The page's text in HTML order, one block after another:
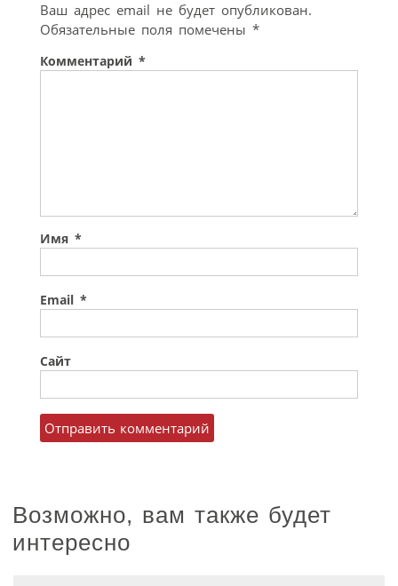
Ваш адрес email не будет опубликован.
Обязательные поля помечены *
Комментарий *
Имя *
Email *
Сайт
Возможно, вам также будет
интересно